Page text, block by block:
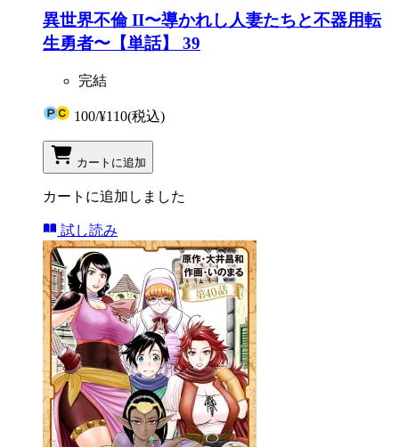
異世界不倫 II〜導かれし人妻たちと不器用転
生勇者〜【単話】 39
完結
100/¥110(税込)
カートに追加
カートに追加しました
試し読み